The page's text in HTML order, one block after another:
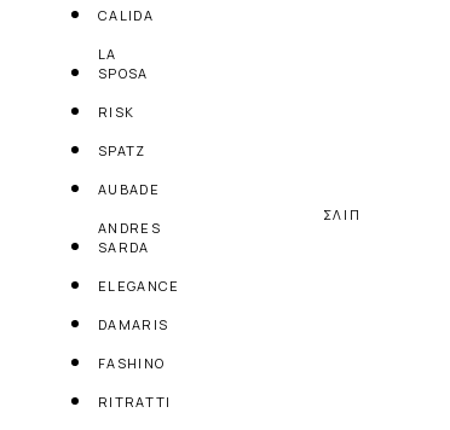
CALIDA
LA
SPOSA
RISK
SPATZ
AUBADE
ANDRES
SARDA
ELEGANCE
DAMARIS
FASHINO
RITRATTI
ΣΛΙΠ